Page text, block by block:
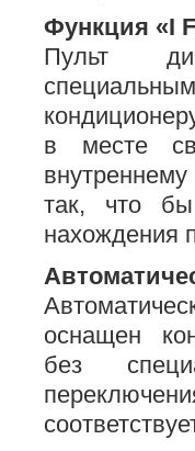
Функция «I
Пульт
в месте
так, что
нахождения
оснащен
без